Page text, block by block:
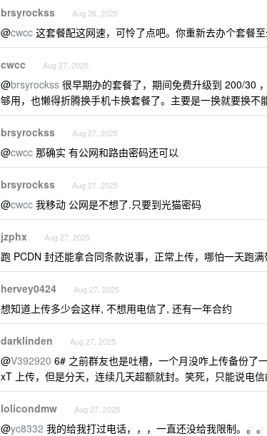
brsyrockss Aug 26, 2025
@cwcc 这套餐配这网速，可怜了点吧。你重新去办个套餐
cwcc Aug 27, 2025
@brsyrockss 很早期办的套餐了，期间免费升级到 200/30
够用，也懒得折腾换手机卡换套餐了。主要是一换就要换不
brsyrockss Aug 27, 2025
@cwcc 那确实 有公网和路由密码还可以
brsyrockss Aug 27, 2025
@cwcc 我移动 公网是不想了.只要到光猫密码
jzphx Aug 27, 2025
跑 PCDN 封还能拿合同条款说事，正常上传，哪怕一天跑
hervey0424 Aug 27, 2025
想知道上传多少会这样, 不想用电信了, 还有一年合约
darklinden Aug 27, 2025
@V392920 6# 之前群友也是吐槽，一个月没咋上传备份了
xT 上传，但是分天，连续几天超额就封。笑死，只能说电
lolicondmw Aug 27, 2025
@yc8332 我的给我打过电话，，，一直还没给我限制。。。